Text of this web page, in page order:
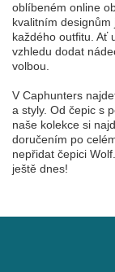
oblíbeném online
kvalitním
každého outfitu. Ať
vzhledu dodat
volbou.
V Caphunters
a styly. Od čepic s
naše kolekce si
doručením po
nepřidat čepici
ještě dnes!